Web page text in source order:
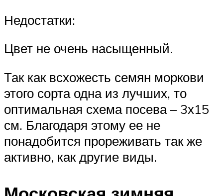
Недостатки:
Цвет не очень насыщенный.
Так как всхожесть семян моркови
этого сорта одна из лучших, то
оптимальная схема посева – 3х15
см. Благодаря этому ее не
понадобится прореживать так же
активно, как другие виды.